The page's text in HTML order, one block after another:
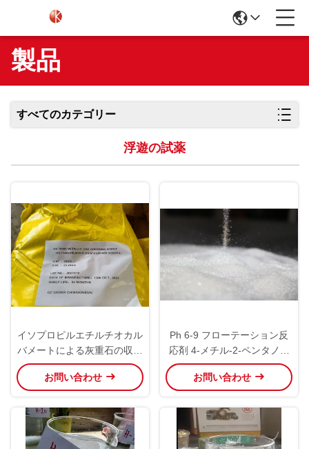
製品
すべてのカテゴリー
浮遊の試薬
イソプロピルエチルチオカル
バメートによる灰重石の収率
向上
お問い合わせ
Ph 6-9 フローテーション反
応剤 4-メチル-2-ペンタノー
ル 100-150°Cの沸点での最
適性能
お問い合わせ